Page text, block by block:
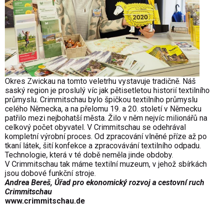
Okres Zwickau na tomto veletrhu vystavuje tradičně. Náš
saský region je proslulý víc jak pětisetletou historií textilního
průmyslu. Crimmitschau bylo špičkou textilního průmyslu
celého Německa, a na přelomu 19. a 20. století v Německu
patřilo mezi nejbohatší města. Žilo v něm nejvíc milionářů na
celkový počet obyvatel. V Crimmitschau se odehrával
kompletní výrobní proces. Od zpracování vlněné příze až po
tkaní látek, šití konfekce a zpracovávání textilního odpadu.
Technologie, která v té době neměla jinde obdoby.
V Crimmitschau tak máme textilní muzeum, v jehož sbírkách
jsou dobové funkční stroje.
Andrea Bereš, Úřad pro ekonomický rozvoj a cestovní ruch
Crimmitschau
www.crimmitschau.de